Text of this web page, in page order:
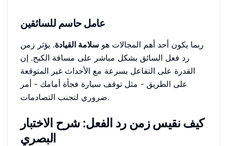
عامل حاسم للسائقين
ربما يكون أحد أهم المجالات هو سلامة القيادة. يؤثر زمن
رد فعل السائق بشكل مباشر على مسافة الكبح. إن
القدرة على التفاعل بسرعة مع الأحداث غير المتوقعة
على الطريق - مثل توقف سيارة فجأة أمامك - أمر
ضروري لتجنب التصادمات.
كيف نقيس زمن رد الفعل: شرح الاختبار
البصري